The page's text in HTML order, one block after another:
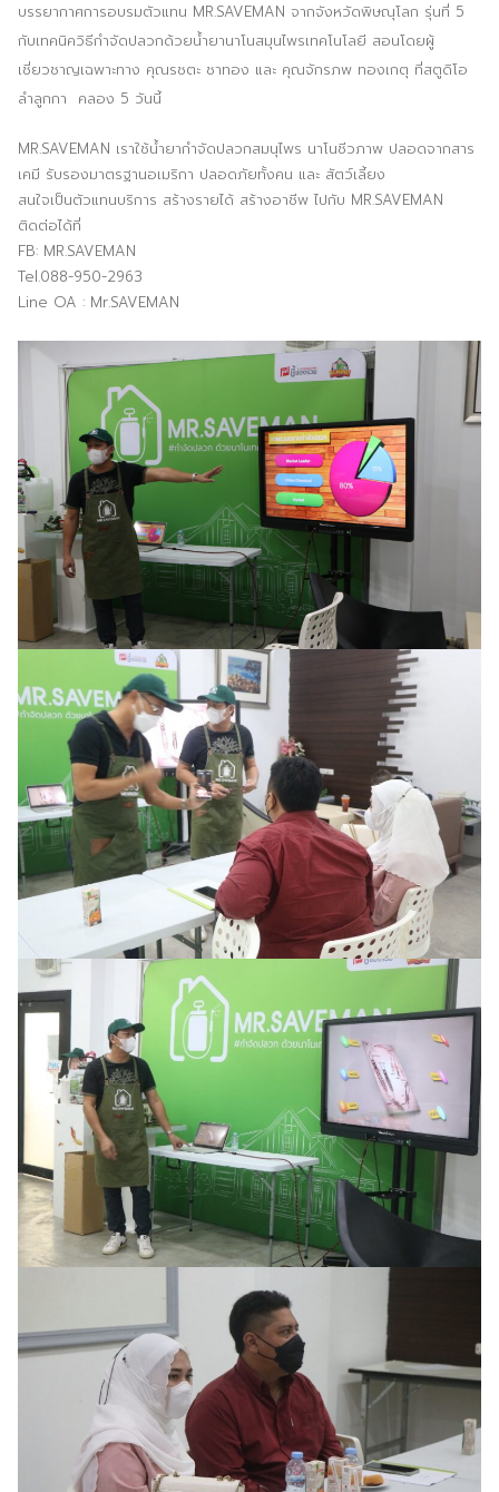
พัฒนาผลิตภัณฑ์
หน้าแรก
บรรยากาศการอบรมตัวแทน MR.SAVEMAN จากจังหวัดพิษณุโลก รุ่นที่ 5
กับเทคนิควิธีกำจัดปลวกด้วยน้ำยานาโนสมุนไพรเทคโนโลยี สอนโดยผู้
เชี่ยวชาญเฉพาะทาง คุณรชตะ ชาทอง และ คุณจักรภพ ทองเกตุ ที่สตูดิโอ
ลำลูกกา คลอง 5 วันนี้
MR.SAVEMAN เราใช้น้ำยากำจัดปลวกสมนุไพร นาโนชีวภาพ ปลอดจากสาร
เคมี รับรองมาตรฐานอเมริกา ปลอดภัยทั้งคน และ สัตว์เลี้ยง
สนใจเป็นตัวแทนบริการ สร้างรายได้ สร้างอาชีพ ไปกับ MR.SAVEMAN
ติดต่อได้ที่
FB: MR.SAVEMAN
Tel.088-950-2963
Line OA : Mr.SAVEMAN